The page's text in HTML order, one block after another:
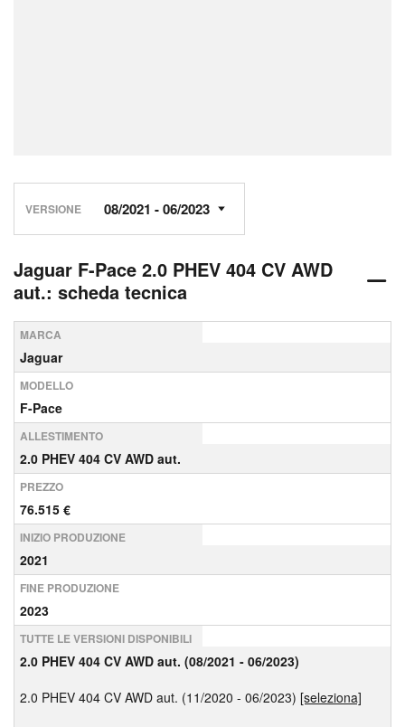
VERSIONE
Jaguar F-Pace 2.0 PHEV 404 CV AWD
aut.: scheda tecnica
MARCA
Jaguar
MODELLO
F-Pace
ALLESTIMENTO
2.0 PHEV 404 CV AWD aut.
PREZZO
76.515 €
INIZIO PRODUZIONE
2021
FINE PRODUZIONE
2023
TUTTE LE VERSIONI DISPONIBILI
2.0 PHEV 404 CV AWD aut. (08/2021 - 06/2023)
2.0 PHEV 404 CV AWD aut. (11/2020 - 06/2023) [seleziona]